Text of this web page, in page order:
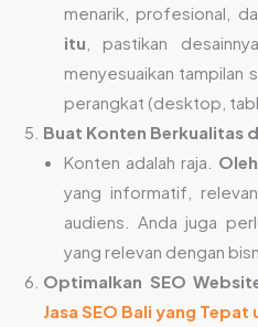
menarik, profesional,
itu , pastikan
menyesuaikan tampilan
perangkat (desktop,
Buat Konten Berkualitas
Konten adalah raja.
yang informatif,
audiens. Anda juga
yang relevan dengan
Optimalkan SEO
Jasa SEO Bali yang